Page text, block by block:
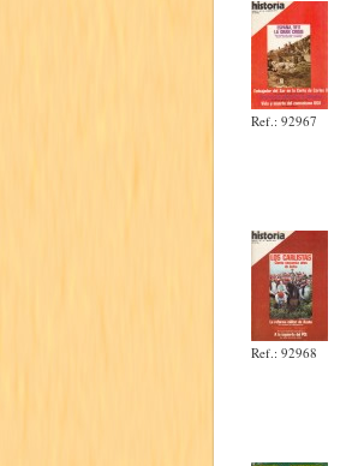
Ref.: 92967
Ref.: 92968